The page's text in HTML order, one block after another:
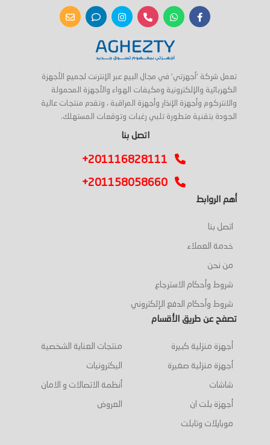
تعمل شركة 'أجهزتي' في مجال البيع عبر الإنترنت لجميع الأجهزة
الكهربائية والإلكترونية ومكيفات الهواء والأجهزة المحمولة
والانتركوم وأجهزة الإنذار وأجهزة المراقبة ، وتقدم منتجات عالية
الجودة بتقنية متطورة تلبي رغبات وتوقعات المستهلك.
اتصل بنا
+201116828111
+201158058660
أهم الروابط
اتصل بنا
خدمة العملاء
من نحن
شروط وأحكام الاسترجاع
شروط وأحكام الدفع الإلكتروني
تصفح عن طريق الأقسام
أجهزة منزلية كبيرة
أجهزة منزلية صغيرة
شاشات
أجهزة بلت ان
موبايلات وتابلت
منتجات العناية الشخصية
اليكترونيات
أنظمة الاتصالات و الامان
العروض